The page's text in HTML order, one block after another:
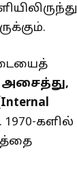
அசைத்து,
. 1970-களில்